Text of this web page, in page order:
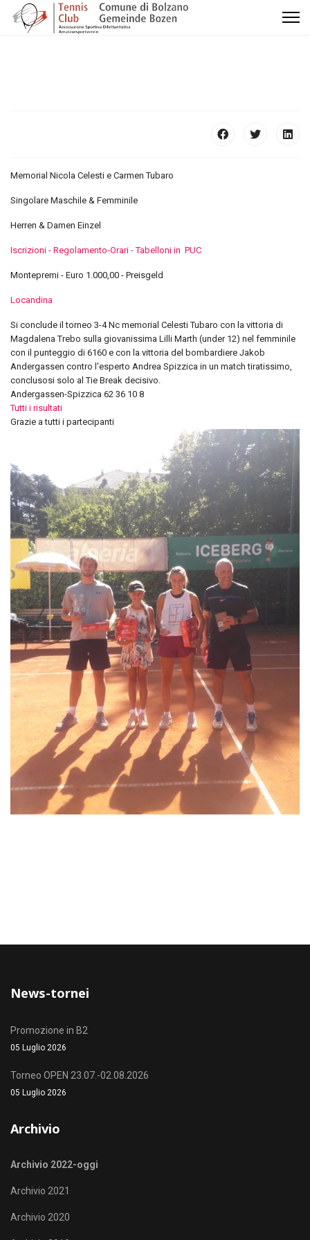
Memorial Nicola Celesti e Carmen Tubaro
Singolare Maschile & Femminile
Herren & Damen Einzel
Iscrizioni - Regolamento-Orari - Tabelloni in PUC
Montepremi - Euro 1.000,00 - Preisgeld
Locandina
Si conclude il torneo 3-4 Nc memorial Celesti Tubaro con la vittoria di
Magdalena Trebo sulla giovanissima Lilli Marth (under 12) nel femminile
con il punteggio di 6160 e con la vittoria del bombardiere Jakob
Andergassen contro l'esperto Andrea Spizzica in un match tiratissimo,
conclusosi solo al Tie Break decisivo.
Andergassen-Spizzica 62 36 10 8
Tutti i risultati
Grazie a tutti i partecipanti
News-tornei
Promozione in B2
05 Luglio 2026
Torneo OPEN 23.07.-02.08.2026
05 Luglio 2026
Archivio
Archivio 2022-oggi
Archivio 2021
Archivio 2020